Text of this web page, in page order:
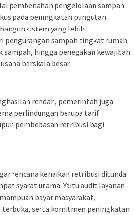
pembenahan pengelolaan sampah
pada peningkatan pungutan.
sistem yang lebih
pengurangan sampah tingkat rumah
sampah, hingga penegakan kewajiban
berskala besar.
rendah, pemerintah juga
perlindungan berupa tarif
pembebasan retribusi bagi
rencana kenaikan retribusi ditunda
syarat utama. Yaitu audit layanan
bayar masyarakat,
terbuka, serta komitmen peningkatan